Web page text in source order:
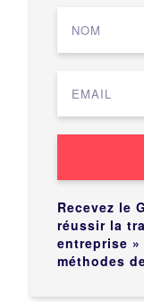
Recevez le
réussir la
entreprise
méthodes